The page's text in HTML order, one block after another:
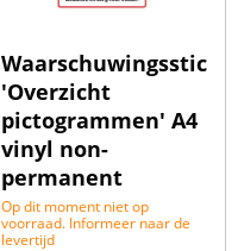
'Overzicht
pictogrammen' A4
vinyl non-
permanent
Op dit moment niet op
voorraad. Informeer naar de
levertijd